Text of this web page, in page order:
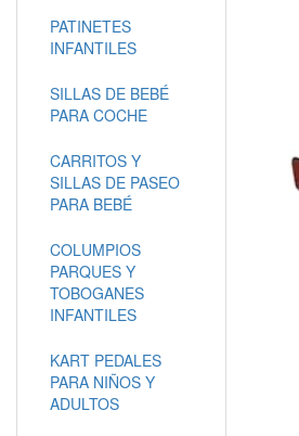
PATINETES
INFANTILES
SILLAS DE BEBÉ
PARA COCHE
CARRITOS Y
SILLAS DE PASEO
PARA BEBÉ
COLUMPIOS
PARQUES Y
TOBOGANES
INFANTILES
KART PEDALES
PARA NIÑOS Y
ADULTOS